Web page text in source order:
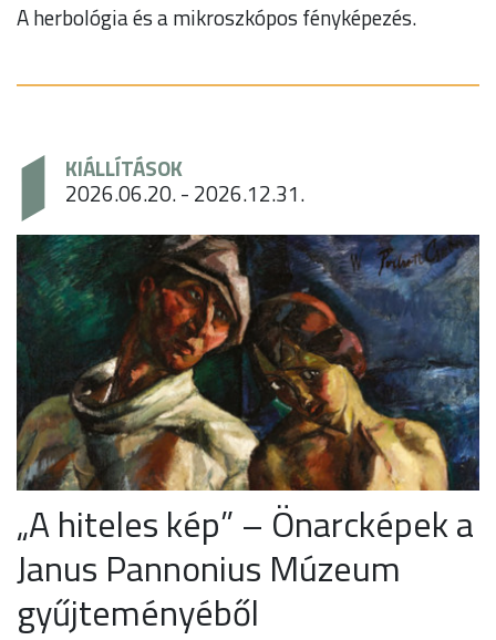
A herbológia és a mikroszkópos fényképezés.
KIÁLLÍTÁSOK
2026.06.20. - 2026.12.31.
„A hiteles kép” – Önarcképek a
Janus Pannonius Múzeum
gyűjteményéből